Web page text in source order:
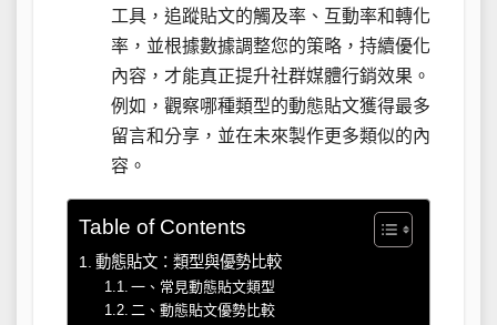
工具，追蹤貼文的觸及率、互動率和轉化
率，並根據數據調整您的策略，持續優化
內容，才能真正提升社群媒體行銷效果。
例如，觀察哪種類型的動態貼文獲得最多
留言和分享，並在未來製作更多類似的內
容。
Table of Contents
動態貼文：類型與優勢比較
一、常見動態貼文類型
二、動態貼文優勢比較